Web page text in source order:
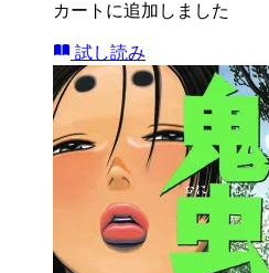
カートに追加しました
試し読み